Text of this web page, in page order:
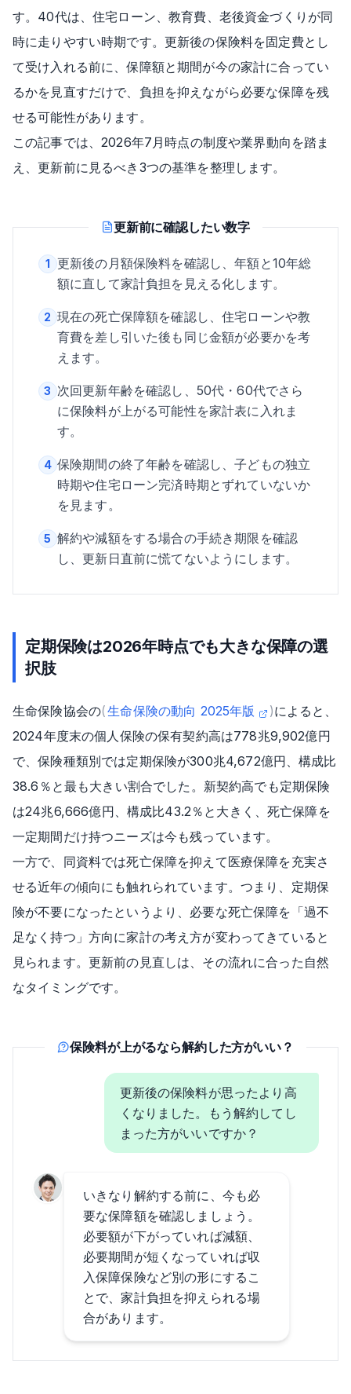
す。40代は、住宅ローン、教育費、老後資金づくりが同
時に走りやすい時期です。更新後の保険料を固定費とし
て受け入れる前に、保障額と期間が今の家計に合ってい
るかを見直すだけで、負担を抑えながら必要な保障を残
せる可能性があります。
この記事では、2026年7月時点の制度や業界動向を踏ま
え、更新前に見るべき3つの基準を整理します。
更新前に確認したい数字
1 更新後の月額保険料を確認し、年額と10年総
額に直して家計負担を見える化します。
2 現在の死亡保障額を確認し、住宅ローンや教
育費を差し引いた後も同じ金額が必要かを考
えます。
3 次回更新年齢を確認し、50代・60代でさら
に保険料が上がる可能性を家計表に入れま
す。
4 保険期間の終了年齢を確認し、子どもの独立
時期や住宅ローン完済時期とずれていないか
を見ます。
5 解約や減額をする場合の手続き期限を確認
し、更新日直前に慌てないようにします。
定期保険は2026年時点でも大きな保障の選
択肢
生命保険協会の(生命保険の動向 2025年版 )によると、
2024年度末の個人保険の保有契約高は778兆9,902億円
で、保険種類別では定期保険が300兆4,672億円、構成比
38.6％と最も大きい割合でした。新契約高でも定期保険
は24兆6,666億円、構成比43.2％と大きく、死亡保障を
一定期間だけ持つニーズは今も残っています。
一方で、同資料では死亡保障を抑えて医療保障を充実さ
せる近年の傾向にも触れられています。つまり、定期保
険が不要になったというより、必要な死亡保障を「過不
足なく持つ」方向に家計の考え方が変わってきていると
見られます。更新前の見直しは、その流れに合った自然
なタイミングです。
保険料が上がるなら解約した方がいい？
更新後の保険料が思ったより高
くなりました。もう解約してし
まった方がいいですか？
いきなり解約する前に、今も必
要な保障額を確認しましょう。
必要額が下がっていれば減額、
必要期間が短くなっていれば収
入保障保険など別の形にするこ
とで、家計負担を抑えられる場
合があります。